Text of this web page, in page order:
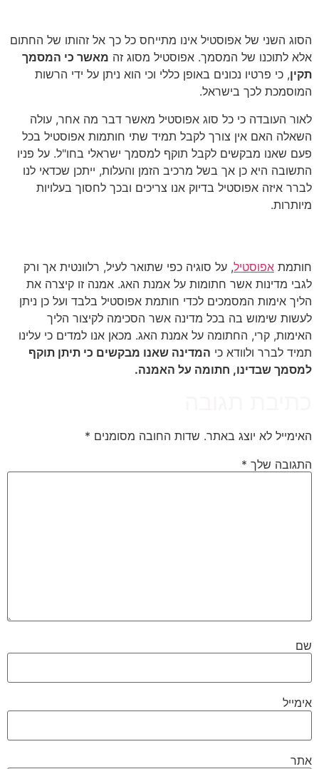
הסוג השני של אפוסטיל אינו מתייחס כל כך אל זהותו של החתום
אלא לתוכנו של המסמך. אפוסטיל מסוג זה מאשר כי המסמך
תקין, כי פרטיו נכונים באופן כללי וכי הוא ניתן על ידי הרשות
המוסמכת לכך בישראל.
לאור העובדה כי כל סוג אפוסטיל מאשר דבר מה אחר, עולה
השאלה האם אין צורך לקבל תמיד שתי חותמות אפוסטיל בכל
פעם שאנו מבקשים לקבל תוקף למסמך ישראלי בחו"ל. על פניו
התשובה היא כן אך בשל מרכיב הזמן והעלות, ייתכן שכדאי לנו
לברר איזה אפוסטיל בדיוק אנו צריכים ובכך לחסוך בעלויות
מיותרות.
חותמת אפוסטיל, על סוגיה כפי שתואר לעיל, רלוונטית אך ורק
לגבי מדינות אשר חתומות על אמנת האג. אמנה זו קיצרה את
הליך אימות המסמכים לכדי חותמת אפוסטיל בלבד ועל כן ניתן
לעשות שימוש בה בכל מדינה אשר הסכימה לקיצור הליך
האימות, קרי, החתומה על אמנת האג. מכאן אנו למדים כי עלינו
תמיד לברר ולוודא כי המדינה שאנו מבקשים כי תיתן תוקף
למסמך שבדינו, חתומה על האמנה.
האימייל לא יוצג באתר. שדות החובה מסומנים *
התגובה שלך *
שם
אימייל
אתר